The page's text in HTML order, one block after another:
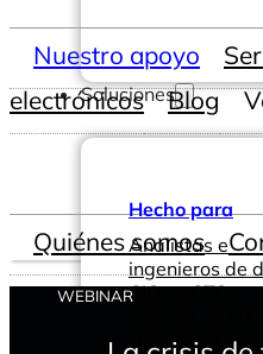
Soluciones
Hecho para
Analistas e
ingenieros de
CIOs y CTOs
Directores de
Nuestro apoyo
electrónicos
Blog
Quiénes somos
WEBINAR